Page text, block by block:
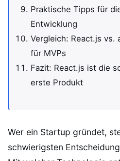
Praktische Tipps für
Entwicklung
Vergleich: React.js vs.
für MVPs
Fazit: React.js ist die
erste Produkt
Wer ein Startup gründet,
schwierigsten